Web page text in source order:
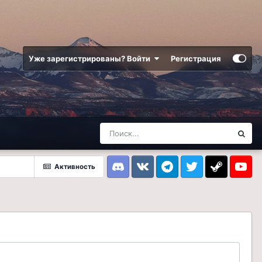
Уже зарегистрированы? Войти Регистрация
Активность
DiscordVK TelegramTwitter Steam